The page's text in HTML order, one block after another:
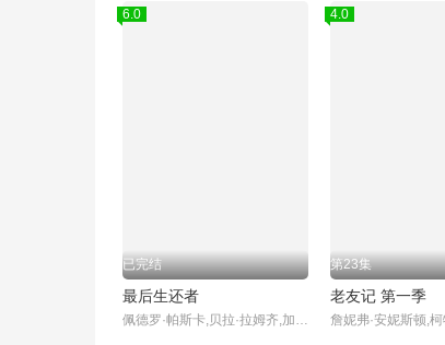
6.0
已完结
最后生还者
佩德罗·帕斯卡,贝拉·拉姆齐,加布里埃尔·鲁纳,安娜·托芙,妮可·帕克,穆雷·巴特利特,尼克·奥弗曼,斯托姆·瑞德,梅尔·丹德里奇,杰弗里·皮尔斯,拉马尔·约翰逊,凯文·伍达德,格雷厄姆·格林,Elaine Miles,艾什莉·约翰逊,特罗伊·贝克,玛莉·格雷斯·贝克尔,凯文·萨特里,布拉德·利兰,布兰登·弗莱彻,卢蒂娜·卫斯理,泰勒·圣·皮埃尔,Connor Stanhope,索尼娅·玛丽亚·基
4.0
第23集
老友记 第一季